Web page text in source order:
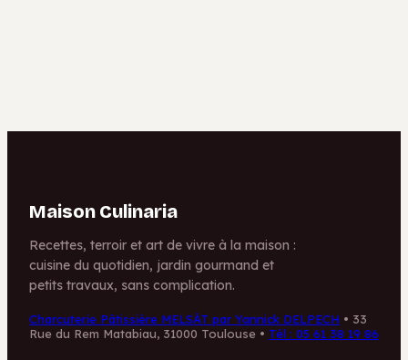
Maison Culinaria
Recettes, terroir et art de vivre à la maison :
cuisine du quotidien, jardin gourmand et
petits travaux, sans complication.
Charcuterie Pâtissière MELSÀT par Yannick DELPECH • 33
Rue du Rem Matabiau, 31000 Toulouse • Tél : 05 61 38 19 86